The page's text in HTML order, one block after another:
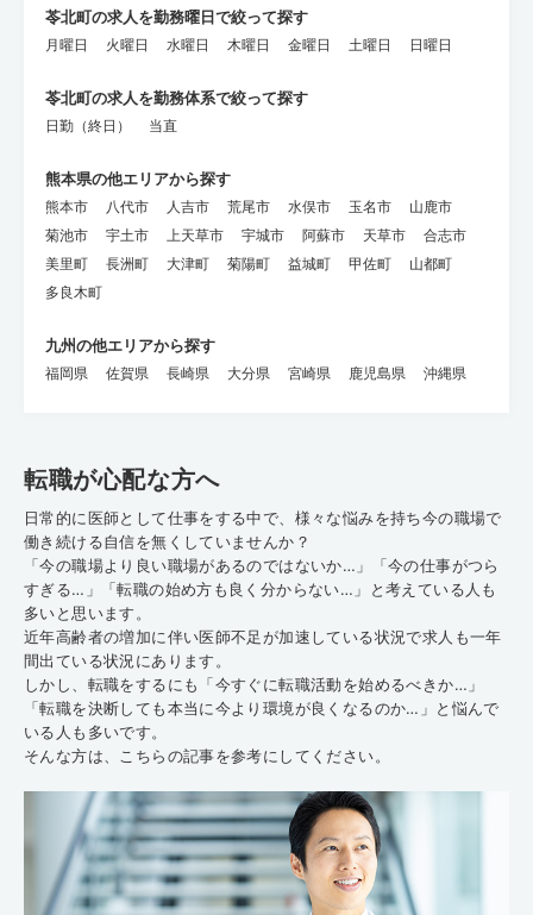
苓北町の求人を勤務曜日で絞って探す
月曜日 火曜日 水曜日 木曜日 金曜日 土曜日 日曜日
苓北町の求人を勤務体系で絞って探す
日勤（終日） 当直
熊本県の他エリアから探す
熊本市 八代市 人吉市 荒尾市 水俣市 玉名市
山鹿市
菊池市
宇土市 上天草市 宇城市 阿蘇市 天草市
合志市
美里町
長洲町 大津町 菊陽町 益城町 甲佐町
山都町
多良木町
九州の他エリアから探す
福岡県 佐賀県 長崎県 大分県 宮崎県 鹿児島県 沖縄県
転職が心配な方へ
日常的に医師として仕事をする中で、様々な悩みを持ち今の職場で
働き続ける自信を無くしていませんか？
「今の職場より良い職場があるのではないか…」「今の仕事がつら
すぎる…」「転職の始め方も良く分からない…」と考えている人も
多いと思います。
近年高齢者の増加に伴い医師不足が加速している状況で求人も一年
間出ている状況にあります。
しかし、転職をするにも「今すぐに転職活動を始めるべきか…」
「転職を決断しても本当に今より環境が良くなるのか…」と悩んで
いる人も多いです。
そんな方は、こちらの記事を参考にしてください。